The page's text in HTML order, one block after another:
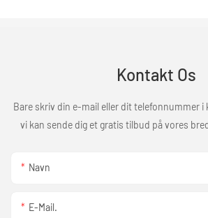
Kontakt Os
Bare skriv din e-mail eller dit telefonnummer
vi kan sende dig et gratis tilbud på vores
Navn
E-Mail.